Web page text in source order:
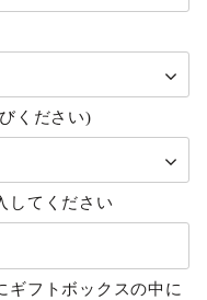
ください)
してください
フトボックスの中に